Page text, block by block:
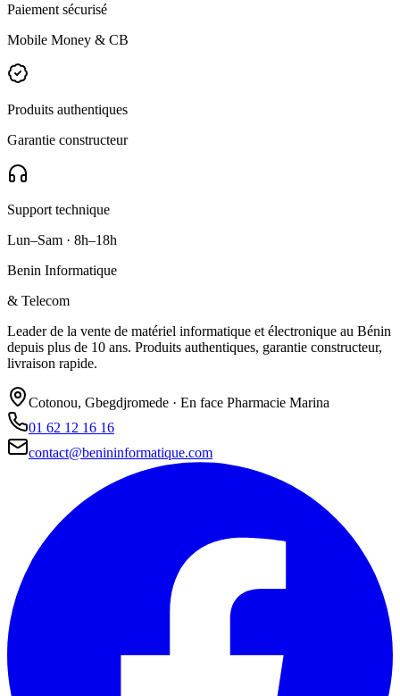
Paiement sécurisé
Mobile Money & CB
Produits authentiques
Garantie constructeur
Support technique
Lun–Sam · 8h–18h
Benin Informatique
& Telecom
Leader de la vente de matériel informatique et électronique au Bénin
depuis plus de 10 ans. Produits authentiques, garantie constructeur,
livraison rapide.
Cotonou, Gbegdjromede · En face Pharmacie Marina
01 62 12 16 16
contact@benininformatique.com